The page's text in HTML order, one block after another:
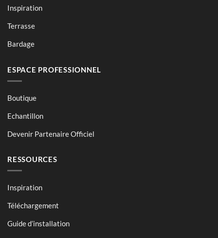
Inspiration
Terrasse
Bardage
ESPACE PROFESSIONNEL
Boutique
Echantillon
Devenir Partenaire Officiel
RESSOURCES
Inspiration
Téléchargement
Guide d’installation